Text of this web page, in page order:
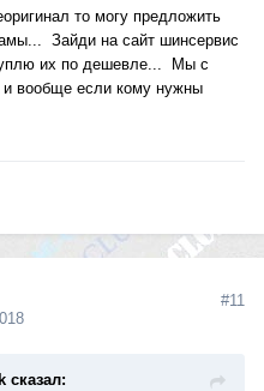
то могу предложить
Зайди на сайт шинсервис
их по дешевле... Мы с
и вообще если кому нужны
#11
сказал: